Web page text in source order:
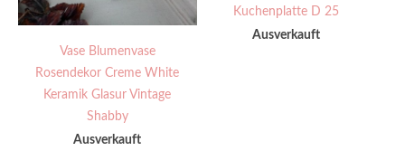
Vase Blumenvase
Rosendekor Creme White
Keramik Glasur Vintage
Shabby
Ausverkauft
Kuchenplatte D 25
Ausverkauft